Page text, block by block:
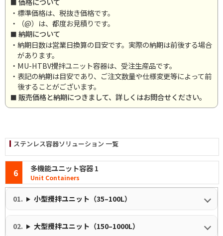
・標準価格は、税抜き価格です。
・（@）は、都度お見積りです。
納期について
・納期日数は営業日換算の目安です。実際の納期は前後する場合
があります。
・MU-HTBV攪拌ユニット容器は、受注生産品です。
・表記の納期は目安であり、ご注文数量や仕様変更等によって前
後することがございます。
販売価格と納期につきまして、詳しくはお問合せください。
ステンレス容器ソリューション 一覧
多機能ユニット容器 1
Unit Containers
6
小型攪拌ユニット（35–100L）
大型攪拌ユニット（150–1000L）